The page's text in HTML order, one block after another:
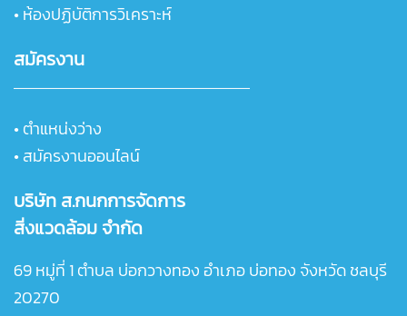
• ห้องปฏิบัติการวิเคราะห์
สมัครงาน
• ตำแหน่งว่าง
• สมัครงานออนไลน์
บริษัท ส.กนกการจัดการ
สิ่งแวดล้อม จำกัด
69 หมู่ที่ 1 ตำบล บ่อกวางทอง อำเภอ บ่อทอง จังหวัด ชลบุรี
20270